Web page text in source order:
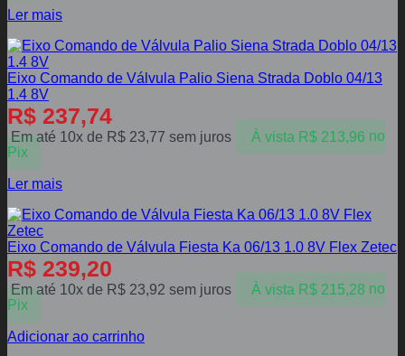
Ler mais
Eixo Comando de Válvula Palio Siena Strada Doblo 04/13
1.4 8V
R$ 237,74
Em até 10x de R$ 23,77 sem juros À vista R$213,96 no
Pix
Ler mais
Eixo Comando de Válvula Fiesta Ka 06/13 1.0 8V Flex Zetec
R$ 239,20
Em até 10x de R$ 23,92 sem juros À vista R$215,28 no
Pix
Adicionar ao carrinho